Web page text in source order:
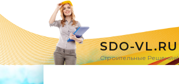
SDO-VL.RU
Строительные Решения!